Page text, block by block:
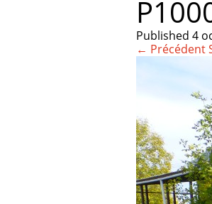
Published 4
← Précédent